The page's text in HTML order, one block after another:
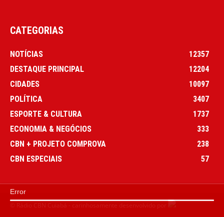
Error
CATEGORIAS
NOTÍCIAS
12357
DESTAQUE PRINCIPAL
12204
CIDADES
10097
POLÍTICA
3407
ESPORTE & CULTURA
1737
ECONOMIA & NEGÓCIOS
333
CBN + PROJETO COMPROVA
238
CBN ESPECIAIS
57
© Rádio CBN Cuiabá - carinhosamente desenvolvido por